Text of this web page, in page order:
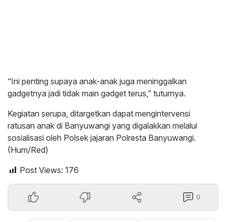
“Ini penting supaya anak-anak juga meninggalkan
gadgetnya jadi tidak main gadget terus,” tuturnya.
Kegiatan serupa, ditargetkan dapat mengintervensi
ratusan anak di Banyuwangi yang digalakkan melalui
sosialisasi oleh Polsek jajaran Polresta Banyuwangi.
(Hum/Red)
Post Views: 176
0